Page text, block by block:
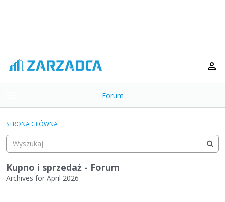
o
g
e
m
e
n
Forum
Kategorie
Dyskusje
Aktywność
STRONA GŁÓWNA
Kupno i sprzedaż - Forum
Archives for April 2026